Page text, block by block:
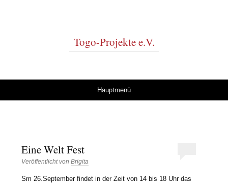
Togo-Projekte e.V.
Hauptmenü
Eine Welt Fest
Veröffentlicht vonBrigita
Sm 26.September findet in der Zeit von 14 bis 18 Uhr das